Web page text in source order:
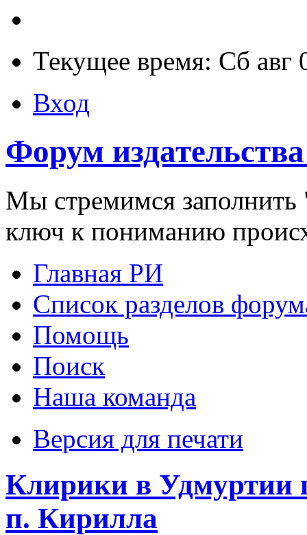
Текущее время: Сб авг
Вход
Форум
Мы стремимся заполнить
ключ к пониманию
Главная РИ
Список разделов
Помощь
Поиск
Наша команда
Версия для печати
Клирики в Удмуртии
п. Кирилла